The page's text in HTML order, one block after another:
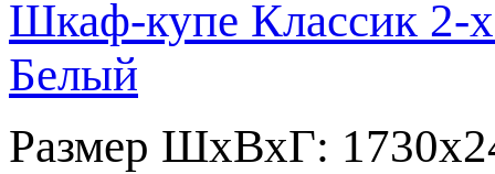
Шкаф-купе Классик 2-
Белый
Размер ШхВхГ: